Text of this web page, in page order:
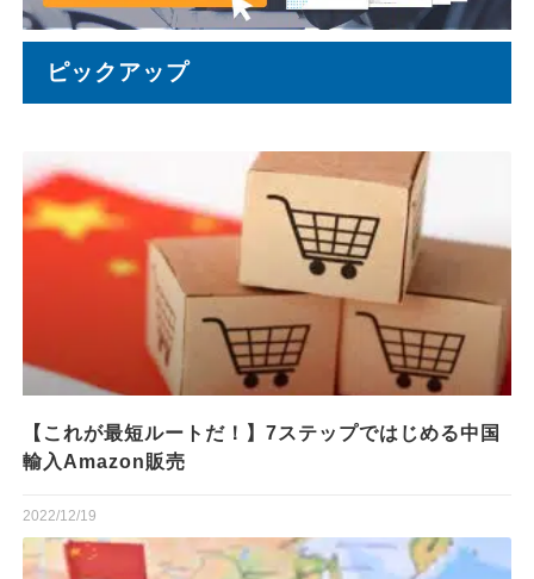
ピックアップ
【これが最短ルートだ！】7ステップではじめる中国
輸入Amazon販売
2022/12/19